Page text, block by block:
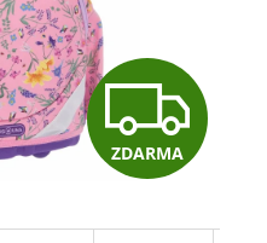
Z
D
ZDARMA